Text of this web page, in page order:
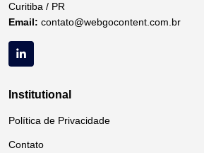
Curitiba / PR
Email: contato@webgocontent.com.br
Institutional
Política de Privacidade
Contato